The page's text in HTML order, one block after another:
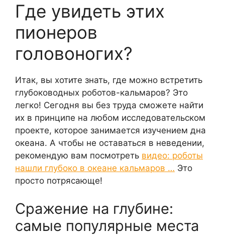
Где увидеть этих
пионеров
головоногих?
Итак, вы хотите знать, где можно встретить
глубоководных роботов-кальмаров? Это
легко! Сегодня вы без труда сможете найти
их в принципе на любом исследовательском
проекте, которое занимается изучением дна
океана. А чтобы не оставаться в неведении,
рекомендую вам посмотреть видео: роботы
нашли глубоко в океане кальмаров … Это
просто потрясающе!
Сражение на глубине:
самые популярные места